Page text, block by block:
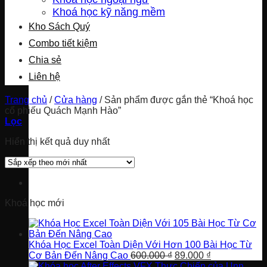
Khoá học kỹ năng mềm
Kho Sách Quý
Combo tiết kiệm
Chia sẻ
Liên hệ
Trang chủ / Cửa hàng /Sản phẩm được gắn thẻ “Khoá học
cổ phiếu Quách Mạnh Hào”
Lọc
Hiển thị kết quả duy nhất
Khoá học mới
Khóa Học Excel Toàn Diện Với Hơn 100 Bài Học Từ
Cơ Bản Đến Nâng Cao 600.000₫ Giá
89.000 ₫